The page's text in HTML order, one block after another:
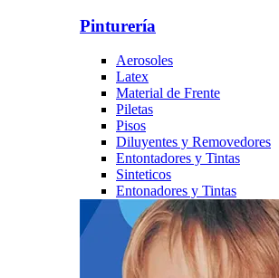
Pinturería
Aerosoles
Latex
Material de Frente
Piletas
Pisos
Diluyentes y Removedores
Entontadores y Tintas
Sinteticos
Entonadores y Tintas